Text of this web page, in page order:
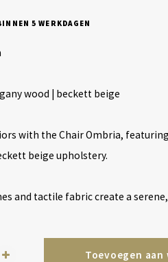
5 WERKDAGEN
wood | beckett beige
with the Chair Ombria,
beige upholstery.
and tactile fabric create a
Toevoegen